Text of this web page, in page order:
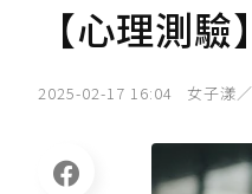
【心理測
2025-02-17 16:04 女子漾